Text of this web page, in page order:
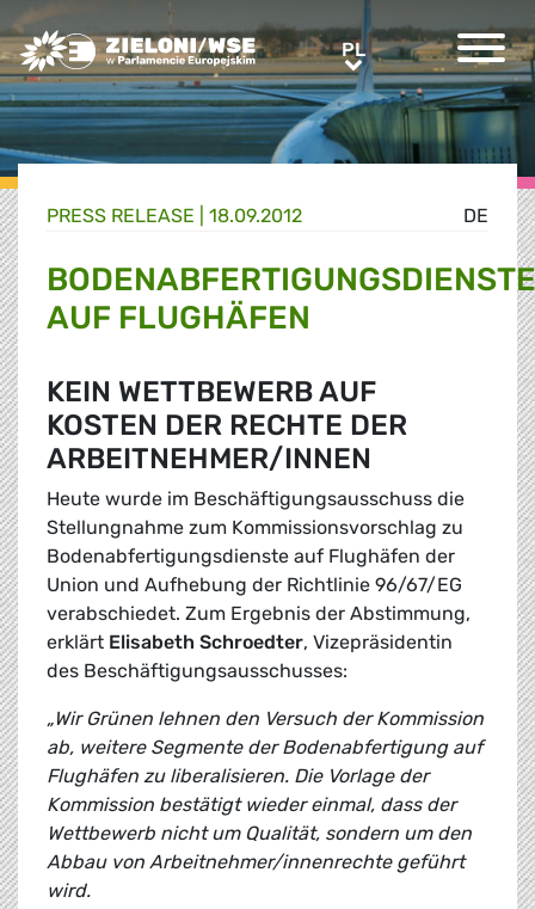
Greens/EFA Home PLPL
DE
PRESS RELEASE | 18.09.2012
BODENABFERTIGUNGSDIENSTE
AUF FLUGHÄFEN
KEIN WETTBEWERB AUF
KOSTEN DER RECHTE DER
ARBEITNEHMER/INNEN
Heute wurde im Beschäftigungsausschuss die
Stellungnahme zum Kommissionsvorschlag zu
Bodenabfertigungsdienste auf Flughäfen der
Union und Aufhebung der Richtlinie 96/67/EG
verabschiedet. Zum Ergebnis der Abstimmung,
erklärt Elisabeth Schroedter, Vizepräsidentin
des Beschäftigungsausschusses:
„Wir Grünen lehnen den Versuch der Kommission
ab, weitere Segmente der Bodenabfertigung auf
Flughäfen zu liberalisieren. Die Vorlage der
Kommission bestätigt wieder einmal, dass der
Wettbewerb nicht um Qualität, sondern um den
Abbau von Arbeitnehmer/innenrechte geführt
wird.